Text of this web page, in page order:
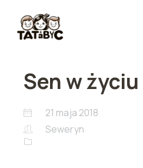
Sen w
21 maja 2018
Seweryn